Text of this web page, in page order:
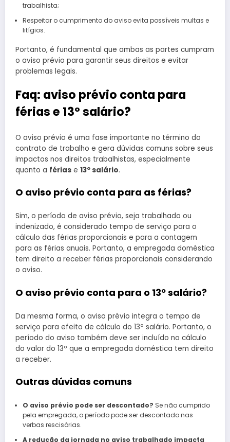
trabalhista;
Respeitar o cumprimento do aviso evita possíveis multas e
litígios.
Portanto, é fundamental que ambas as partes cumpram
o aviso prévio para garantir seus direitos e evitar
problemas legais.
Faq: aviso prévio conta para
férias e 13º salário?
O aviso prévio é uma fase importante no término do
contrato de trabalho e gera dúvidas comuns sobre seus
impactos nos direitos trabalhistas, especialmente
quanto a férias e 13º salário.
O aviso prévio conta para as férias?
Sim, o período de aviso prévio, seja trabalhado ou
indenizado, é considerado tempo de serviço para o
cálculo das férias proporcionais e para a contagem
para as férias anuais. Portanto, a empregada doméstica
tem direito a receber férias proporcionais considerando
o aviso.
O aviso prévio conta para o 13º salário?
Da mesma forma, o aviso prévio integra o tempo de
serviço para efeito de cálculo do 13º salário. Portanto, o
período do aviso também deve ser incluído no cálculo
do valor do 13º que a empregada doméstica tem direito
a receber.
Outras dúvidas comuns
O aviso prévio pode ser descontado? Se não cumprido
pela empregada, o período pode ser descontado nas
verbas rescisórias.
A redução da jornada no aviso trabalhado impacta